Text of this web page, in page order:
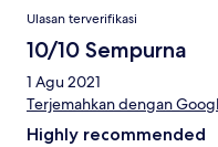
Ulasan terverifikasi
10/10 Sempurna
1 Agu 2021
Terjemahkan dengan
Highly recommended